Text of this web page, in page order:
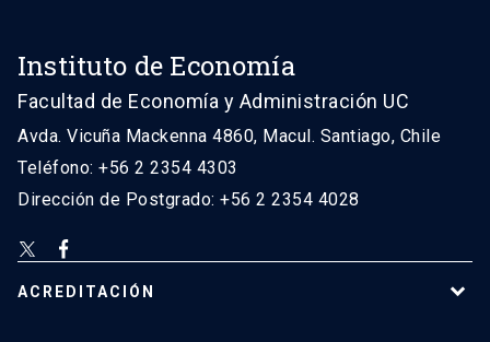
Instituto de Economía
Facultad de Economía y Administración UC
Avda. Vicuña Mackenna 4860, Macul. Santiago, Chile
Teléfono: +56 2 2354 4303
Dirección de Postgrado: +56 2 2354 4028
ACREDITACIÓN